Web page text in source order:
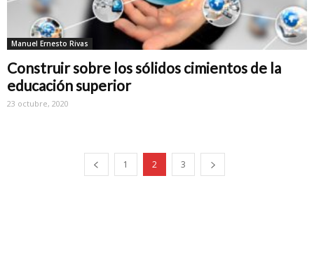
Manuel Ernesto Rivas
Construir sobre los sólidos cimientos de la
educación superior
23 octubre, 2020
1 2 3